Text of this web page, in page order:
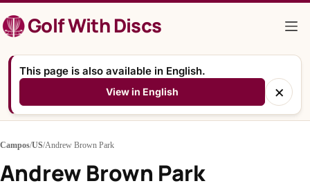
al
contenidoGolf With Discs
This page is also available in English.
View in English ×
Campos/US/Andrew Brown Park
Andrew Brown Park